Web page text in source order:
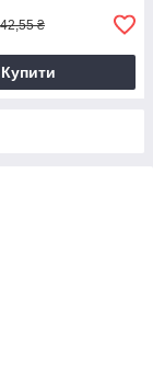
42,55 ₴
Купити